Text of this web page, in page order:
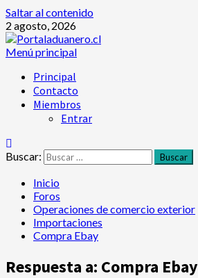
Saltar al contenido
2 agosto, 2026
Menú principal
Principal
Contacto
Miembros
Entrar
Buscar:
Inicio
Foros
Operaciones de comercio exterior
Importaciones
Compra Ebay
Respuesta a: Compra Ebay